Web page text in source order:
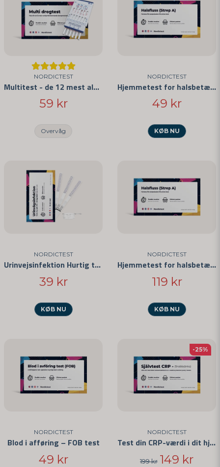
NORDICTEST
Multitest - de 12 mest almindelige stoffer
59 kr
Overvåg
NORDICTEST
Hjemmetest for halsbetændelse
49 kr
KØB NU
NORDICTEST
Urinvejsinfektion Hurtig test
39 kr
KØB NU
NORDICTEST
Hjemmetest for halsbetændelse 3-pak
119 kr
KØB NU
NORDICTEST
Blod i afføring – FOB test
49 kr
NORDICTEST
Test din CRP-værdi i dit hjem
199 kr 149 kr
-25%
Mailadresse